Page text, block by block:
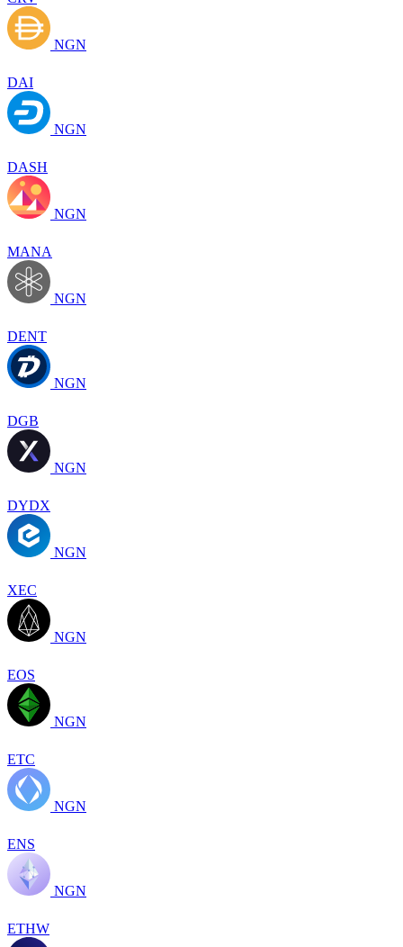
NGN
DAI
NGN
DASH
NGN
MANA
NGN
DENT
NGN
DGB
NGN
DYDX
NGN
XEC
NGN
EOS
NGN
ETC
NGN
ENS
NGN
ETHW